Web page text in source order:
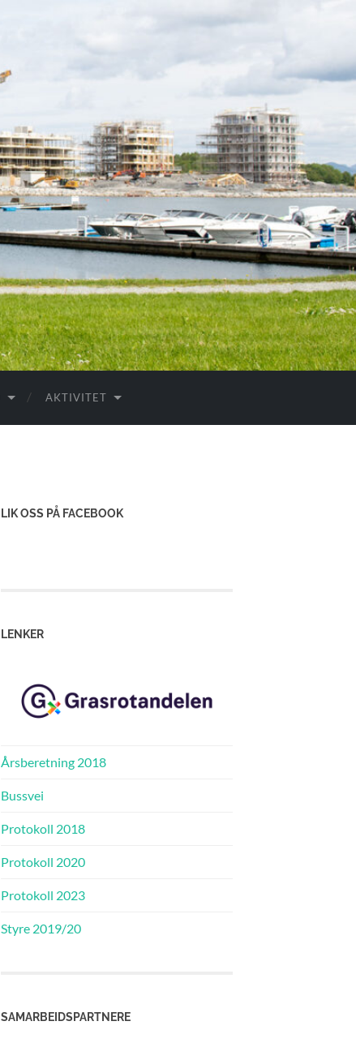
AKTIVITET
LIK OSS PÅ FACEBOOK
LENKER
Årsberetning 2018
Bussvei
Protokoll 2018
Protokoll 2020
Protokoll 2023
Styre 2019/20
SAMARBEIDSPARTNERE